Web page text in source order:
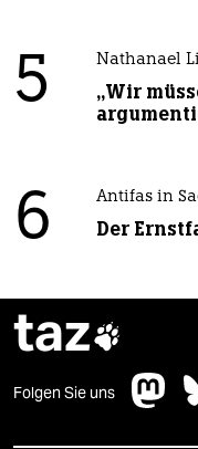
5 Nathanael
„Wir
6 Antifas in
Der
taz
Folgen Sie uns